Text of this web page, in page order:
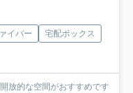
イバー
宅配ボックス
放的な空間がおすすめです